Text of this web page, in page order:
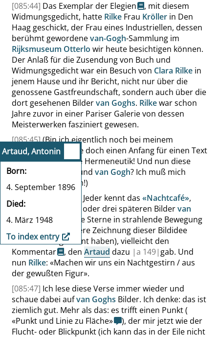
Artaud, Antonin
Born
4. September 1896
Died
4. März 1948
To index entry
[085:44] Das Exemplar der Elegien
, mit diesem
Widmungsgedicht, hatte Rilke Frau Kröller in Den
Haag geschickt, der Frau eines Industriellen, dessen
berühmt gewordenevan-Gogh-Sammlung im
Rijksmuseum Otterlo wir heute besichtigen können.
Der Anlaß für die Zusendung von Buch und
Widmungsgedicht war ein Besuch von Clara Rilke in
jenem Hause und ihr Bericht, nicht nur über die
genossene Gastfreundschaft, sondern auch über die
dort gesehenen Bildervan Goghs. Rilkewar schon
Jahre zuvor in einer Pariser Galerie von dessen
Meisterwerken fasziniert gewesen.
[085:45](Bin ich eigentlich noch bei meinem
Problem? Ich suche doch einen Anfang für einen Text
über pädagogische Hermeneutik! Und nun diese
Details über
und van Gogh? Ich muß mich
zusammennehmen!)
[085:46]
Nun denn: Jeder kennt das «Nachtcafé»,
wohl auch die zwei oder drei späteren Bildervan
Goghs , in denen die Sterne in strahlende Bewegung
geraten (eine frühere Zeichnung dieser Bildidee
könnteRilkegekannt haben), vielleicht den
Kommentar
, den Artaud dazu |a 149| gab. Und
nun Rilke: «Machen wir uns ein Nachtgestirn / aus
der gewußten Figur».
[085:47] Ich lese diese Verse immer wieder und
schaue dabei aufvan Goghs Bilder. Ich denke: das ist
ziemlich gut. Mehr als das: es trifft einen Punkt (
«Punkt und Linie zu Fläche»
), der mir jetzt wie der
Flucht- oder Blickpunkt (ich kann das in der Eile nicht